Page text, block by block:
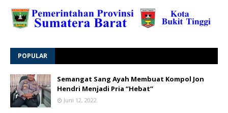
POPULAR
Semangat Sang Ayah Membuat Kompol Jon
Hendri Menjadi Pria “Hebat”
Juni 12, 2022